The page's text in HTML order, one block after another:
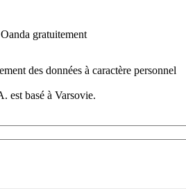
gratuitement
des données à caractère personnel
basé à Varsovie.